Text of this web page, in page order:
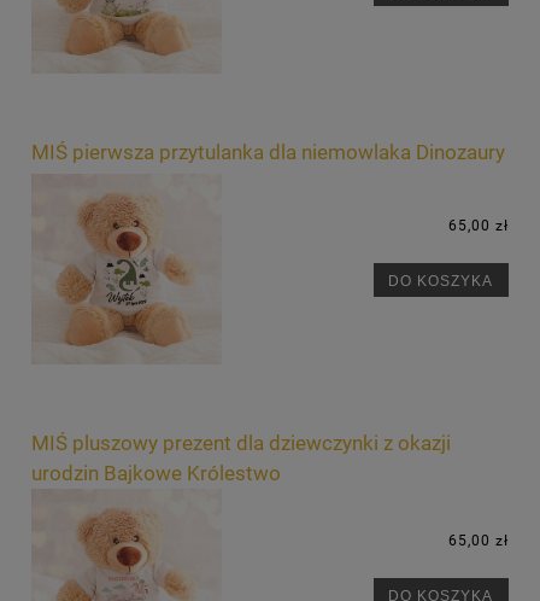
MIŚ pierwsza przytulanka dla niemowlaka Dinozaury
65,00 zł
DO KOSZYKA
MIŚ pluszowy prezent dla dziewczynki z okazji
urodzin Bajkowe Królestwo
65,00 zł
DO KOSZYKA